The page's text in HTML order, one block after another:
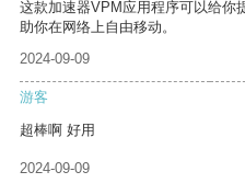
这款加速器VPM应用程序可以给你
助你在网络上自由移动。
2024-09-09
游客
超棒啊 好用
2024-09-09